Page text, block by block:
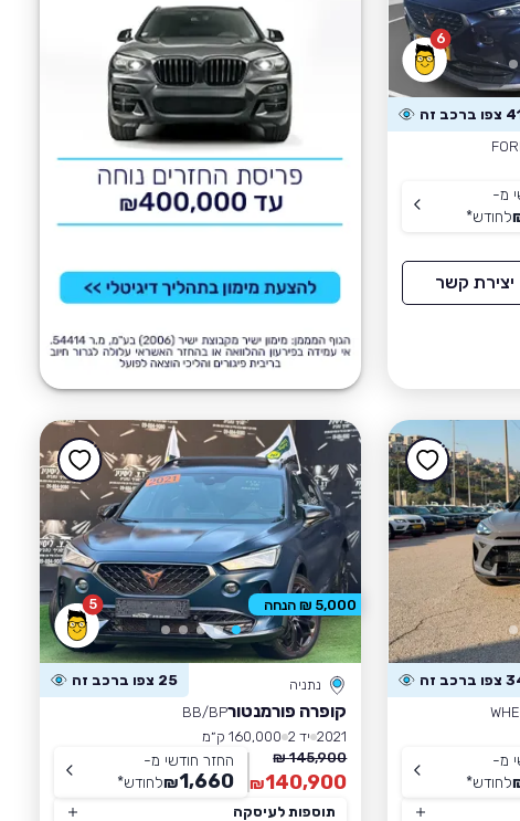
6
ברכב זה
מ-
לחודש*
יצירת קשר
ברכב זה
מ-
לחודש*
5
נתניה 25 צפו ברכב זה
קופרה פורמנטורBB/BP
2021 יד 2
160,000 ק״מ
145,900 ₪
140,900
₪
החזר חודשי מ-
1,660
₪לחודש*
תוספות לעיסקה
5,000 ₪ הנחה